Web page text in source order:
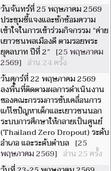
วันจันทร์ที่ 25 พฤษภาคม 2569
ประชุมชี้แจงและซักซ้อมความ
เข้าใจในการเข้าร่วมกิจกรรม “ค่าย
เยาวชนพลเมืองดี ตามรอยพระ
ยุคลบาท ปีที่ 2” [25 พฤษภาคม
2569] อ่าน 24 ครั้ง
วันศุกร์ที่ 22 พฤษภาคม 2569
ลงพื้นที่ติดตามผลการดำเนินงาน
ของคณะกรรมการขับเคลื่อนการ
แก้ไขปัญหาเด็กและเยาวชนนอก
ระบบการศึกษาให้กลายเป็นศูนย์
(Thailand Zero Dropout) ระดับ
อำเภอ และระดับตำบล [25
พฤษภาคม 2569] อ่าน 25 ครั้ง